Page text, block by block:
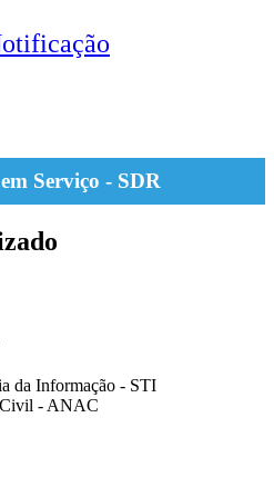
Serviço - SDR
da Informação - STI
Civil - ANAC